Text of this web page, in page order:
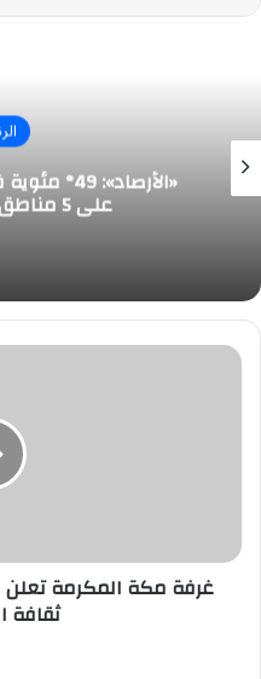
«الأرصاد»:
على 5 مناطق ورياح تثير الأتربة
غرفة
في
ثقافةغرفة مكة المكرمة تعلن
ثقافة